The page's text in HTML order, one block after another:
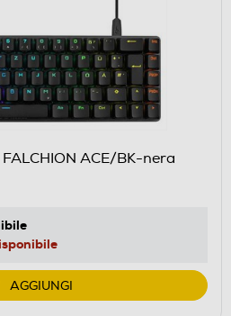
ACE/BK-nera
AGGIUNGI